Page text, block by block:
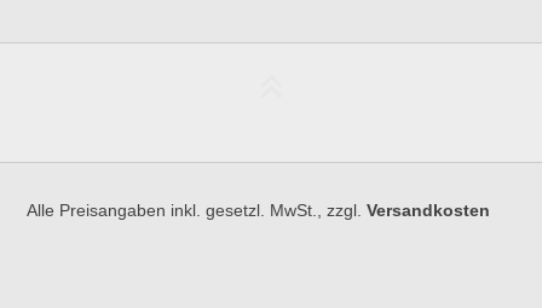
Alle Preisangaben inkl. gesetzl. MwSt., zzgl.Versandkosten